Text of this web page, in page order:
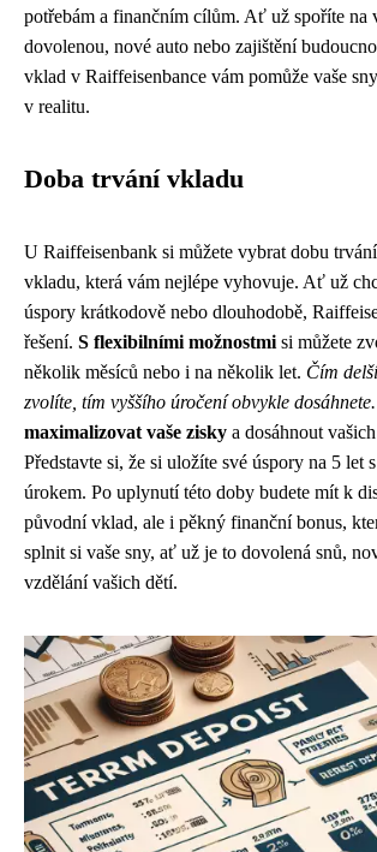
potřebám a finančním cílům. Ať už spoříte na
dovolenou, nové auto nebo zajištění
vklad v Raiffeisenbance vám pomůže vaše
v realitu.
Doba trvání vkladu
U Raiffeisenbank si můžete vybrat dobu
vkladu, která vám nejlépe vyhovuje. Ať už
úspory krátkodově nebo dlouhodobě,
řešení. S flexibilními možnostmi si můžete
několik měsíců nebo i na několik let. Čím
zvolíte, tím vyššího úročení obvykle dosáhnete.
maximalizovat vaše zisky a dosáhnout
Představte si, že si uložíte své úspory na 5 let
úrokem. Po uplynutí této doby budete mít k
původní vklad, ale i pěkný finanční bonus,
splnit si vaše sny, ať už je to dovolená snů,
vzdělání vašich dětí.